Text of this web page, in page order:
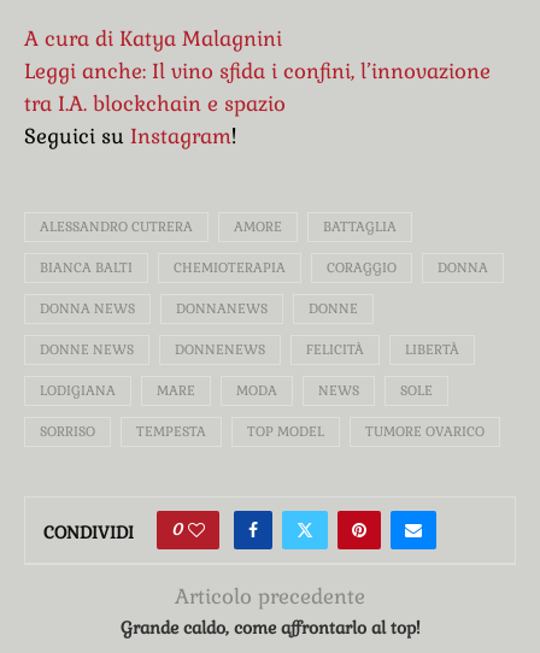
A cura di Katya Malagnini
Leggi anche: Il vino sfida i confini, l’innovazione
tra I.A. blockchain e spazio
Seguici su Instagram!
ALESSANDRO CUTRERA AMORE BATTAGLIA
BIANCA BALTI CHEMIOTERAPIA CORAGGIO DONNA
DONNA NEWS DONNANEWS DONNE
DONNE NEWS DONNENEWS FELICITÀ LIBERTÀ
LODIGIANA MARE MODA NEWS SOLE
SORRISO TEMPESTA TOP MODEL TUMORE OVARICO
CONDIVIDI 0
Articolo precedente
Grande caldo, come affrontarlo al top!